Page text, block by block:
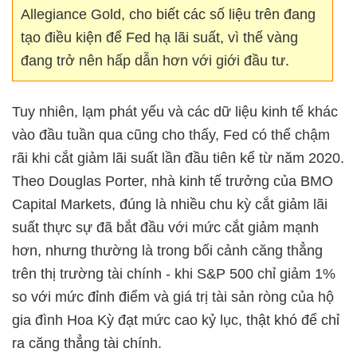
Allegiance Gold, cho biết các số liệu trên đang
tạo điều kiện để Fed hạ lãi suất, vì thế vàng
đang trở nên hấp dẫn hơn với giới đầu tư.
Tuy nhiên, lạm phát yếu và các dữ liệu kinh tế khác
vào đầu tuần qua cũng cho thấy, Fed có thể chậm
rãi khi cắt giảm lãi suất lần đầu tiên kể từ năm 2020.
Theo Douglas Porter, nhà kinh tế trưởng của BMO
Capital Markets, đúng là nhiều chu kỳ cắt giảm lãi
suất thực sự đã bắt đầu với mức cắt giảm mạnh
hơn, nhưng thường là trong bối cảnh căng thẳng
trên thị trường tài chính - khi S&P 500 chỉ giảm 1%
so với mức đỉnh điểm và giá trị tài sản ròng của hộ
gia đình Hoa Kỳ đạt mức cao kỷ lục, thật khó để chỉ
ra căng thẳng tài chính.